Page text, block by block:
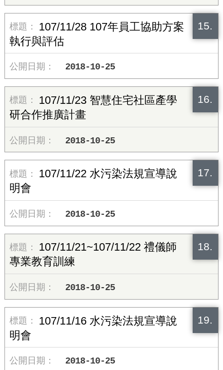
15.
107/11/28 107年員工協助方案
執行與評估
2018-10-25
16.
107/11/23 智慧住宅社區產學
研合作推廣計畫
2018-10-25
17.
107/11/22 水污染法規宣導說
明會
2018-10-25
18.
107/11/21~107/11/22 禮儀師
專業教育訓練
2018-10-25
19.
107/11/16 水污染法規宣導說
明會
2018-10-25